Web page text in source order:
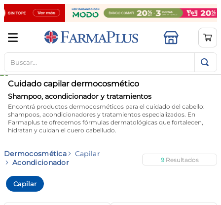
Buscar...
Cuidado capilar dermocosmético
Shampoo, acondicionador y tratamientos
Encontrá productos dermocosméticos para el cuidado del cabello:
shampoos, acondicionadores y tratamientos especializados. En
Farmaplus te ofrecemos fórmulas dermatológicas que fortalecen,
hidratan y cuidan el cuero cabelludo.
Dermocosmética
Capilar
Acondicionador
9
Capilar
TÉRMINOS MÁS BUSCADOS
1.
mela b3
2.
cerave limpieza
3.
creatina
4.
loreal
6.
proteina
7.
ibuprofeno